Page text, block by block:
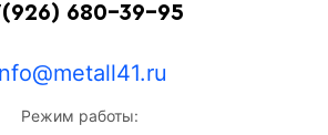
680-39-95
Режим работы: